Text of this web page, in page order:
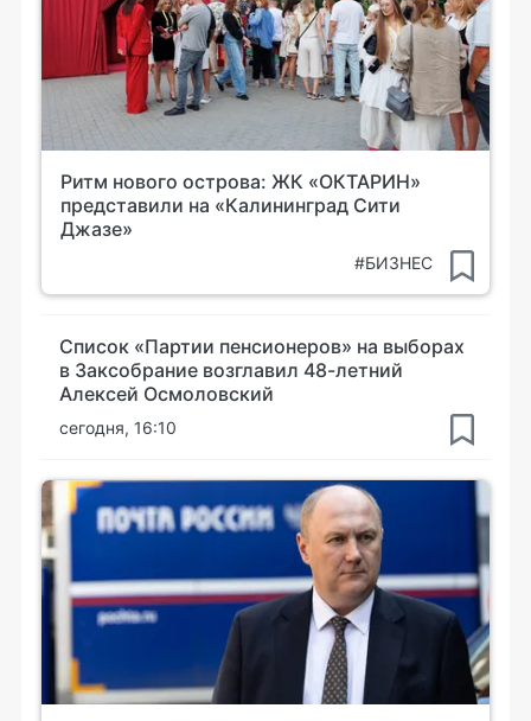
Ритм нового острова: ЖК «ОКТАРИН»
представили на «Калининград Сити
Джазе»
#БИЗНЕС
Список «Партии пенсионеров» на выборах
в Заксобрание возглавил 48-летний
Алексей Осмоловский
сегодня, 16:10